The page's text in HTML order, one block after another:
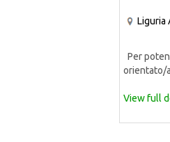
Liguria
Per
orientato/
View full